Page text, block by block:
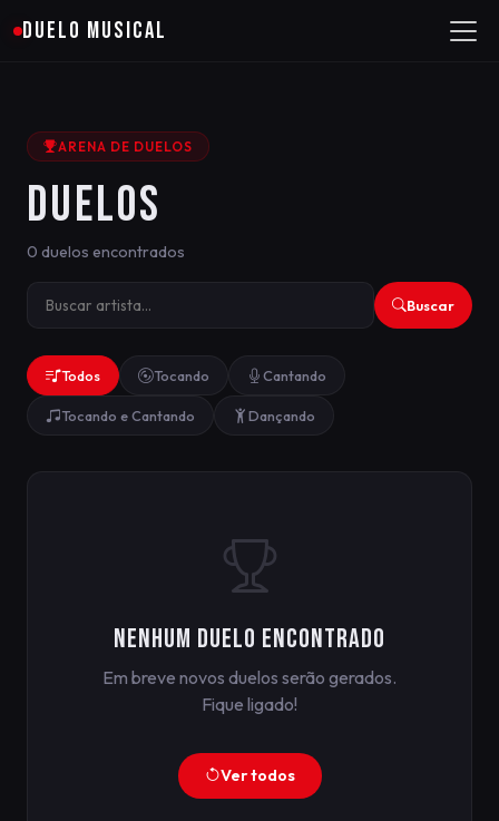
DUELO MUSICAL
ARENA DE DUELOS
DUELOS
0 duelos encontrados
Buscar
Todos Tocando Cantando
Tocando e Cantando Dançando
Nenhum duelo encontrado
Em breve novos duelos serão gerados.
Fique ligado!
Ver todos